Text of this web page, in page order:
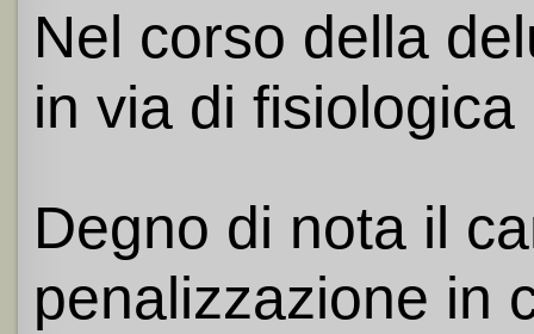
Nel corso della
in via di
Degno di nota il
penalizzazione in